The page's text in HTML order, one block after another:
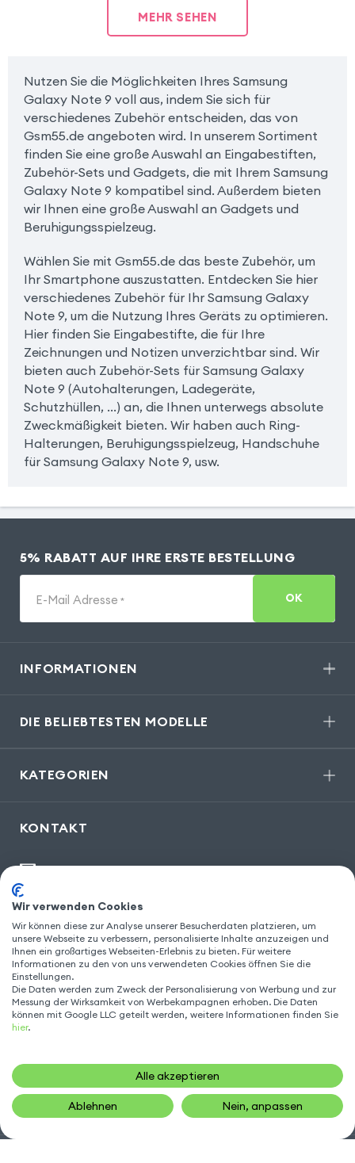
MEHR SEHEN
Nutzen Sie die Möglichkeiten Ihres Samsung
Galaxy Note 9 voll aus, indem Sie sich für
verschiedenes Zubehör entscheiden, das von
Gsm55.de angeboten wird. In unserem Sortiment
finden Sie eine große Auswahl an Eingabestiften,
Zubehör-Sets und Gadgets, die mit Ihrem Samsung
Galaxy Note 9 kompatibel sind. Außerdem bieten
wir Ihnen eine große Auswahl an Gadgets und
Beruhigungsspielzeug.
Wählen Sie mit Gsm55.de das beste Zubehör, um
Ihr Smartphone auszustatten. Entdecken Sie hier
verschiedenes Zubehör für Ihr Samsung Galaxy
Note 9, um die Nutzung Ihres Geräts zu optimieren.
Hier finden Sie Eingabestifte, die für Ihre
Zeichnungen und Notizen unverzichtbar sind. Wir
bieten auch Zubehör-Sets für Samsung Galaxy
Note 9 (Autohalterungen, Ladegeräte,
Schutzhüllen, ...) an, die Ihnen unterwegs absolute
Zweckmäßigkeit bieten. Wir haben auch Ring-
Halterungen, Beruhigungsspielzeug, Handschuhe
für Samsung Galaxy Note 9, usw.
5% RABATT AUF IHRE ERSTE BESTELLUNG
E-Mail Adresse * OK
INFORMATIONEN
DIE BELIEBTESTEN MODELLE
KATEGORIEN
KONTAKT
kontakt@gsm55.de
30, bis rue Girard
FOLGEN SIE UNS
Wir verwenden Cookies
Wir können diese zur Analyse unserer Besucherdaten platzieren, um
unsere Webseite zu verbessern, personalisierte Inhalte anzuzeigen und
Ihnen ein großartiges Webseiten-Erlebnis zu bieten. Für weitere
Informationen zu den von uns verwendeten Cookies öffnen Sie die
Einstellungen.
Die Daten werden zum Zweck der Personalisierung von Werbung und zur
Messung der Wirksamkeit von Werbekampagnen erhoben. Die Daten
können mit Google LLC geteilt werden, weitere Informationen finden Sie
hier.
Alle akzeptieren
Ablehnen Nein, anpassen